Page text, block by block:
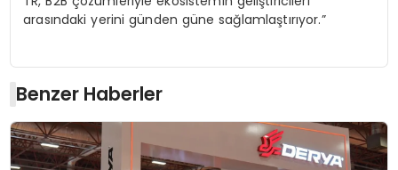
arasındaki yerini günden güne sağlamlaştırıyor.”
Benzer Haberler